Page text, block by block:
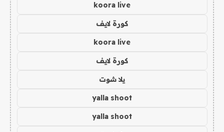
koora live
كورة لايف
koora live
كورة لايف
يلا شوت
yalla shoot
yalla shoot